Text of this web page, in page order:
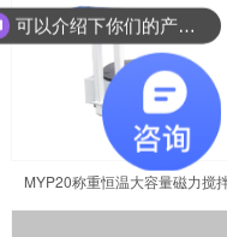
MYP20称重恒温大容量磁力搅
可以介绍下你们的产品么？